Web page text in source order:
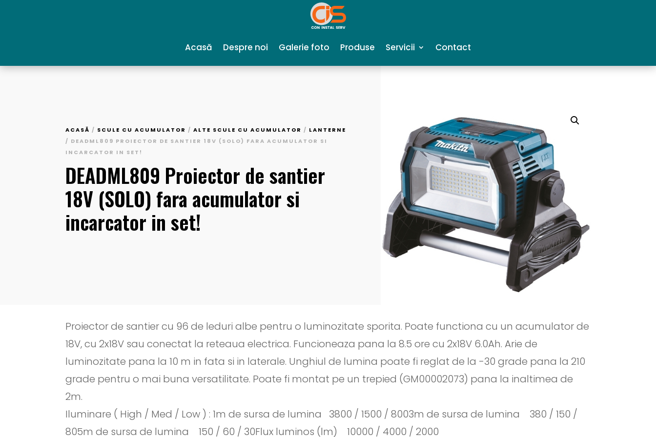
Acasă Despre noi Galerie foto Produse Servicii Contact
ACASĂ / SCULE CU ACUMULATOR /ALTE SCULE CU ACUMULATOR / LANTERNE
/ DEADML809 PROIECTOR DE SANTIER 18V (SOLO) FARA ACUMULATOR SI
INCARCATOR IN SET!
DEADML809 Proiector de santier
18V (SOLO) fara acumulator si
incarcator in set!
Proiector de santier cu 96 de leduri albe pentru o luminozitate sporita. Poate functiona cu un acumulator de
18V, cu 2x18V sau conectat la reteaua electrica. Funcioneaza pana la 8.5 ore cu 2x18V 6.0Ah. Arie de
luminozitate pana la 10 m in fata si in laterale. Unghiul de lumina poate fi reglat de la -30 grade pana la 210
grade pentru o mai buna versatilitate. Poate fi montat pe un trepied (GM00002073) pana la inaltimea de
2m.
Iluminare ( High / Med / Low ) : 1m de sursa de lumina 3800 / 1500 / 8003m de sursa de lumina 380 / 150 /
805m de sursa de lumina 150 / 60 / 30Flux luminos (lm) 10000 / 4000 / 2000